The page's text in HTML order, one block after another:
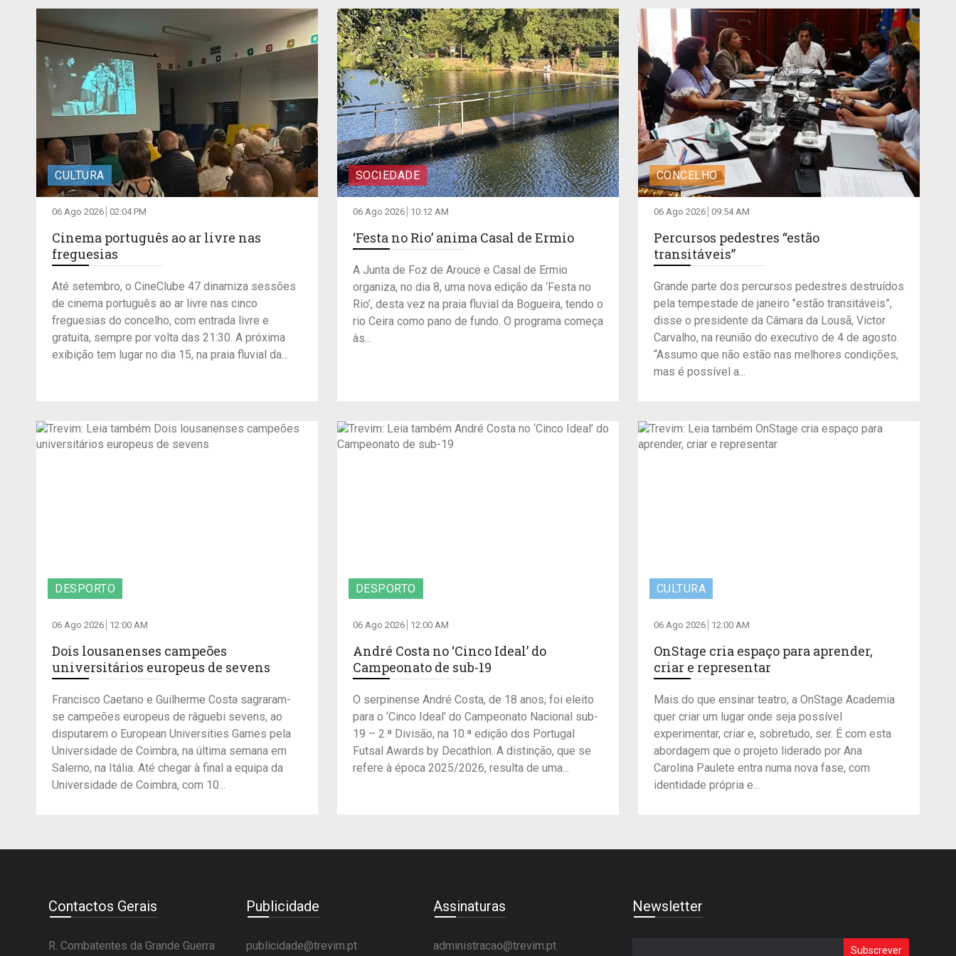
CULTURA
06 Ago 2026 02:04 PM
Cinema português ao ar livre nas
freguesias
Até setembro, o CineClube 47 dinamiza sessões
de cinema português ao ar livre nas cinco
freguesias do concelho, com entrada livre e
gratuita, sempre por volta das 21:30. A próxima
exibição tem lugar no dia 15, na praia fluvial da...
SOCIEDADE
06 Ago 2026 10:12 AM
‘Festa no Rio’ anima Casal de Ermio
A Junta de Foz de Arouce e Casal de Ermio
organiza, no dia 8, uma nova edição da ‘Festa no
Rio’, desta vez na praia fluvial da Bogueira, tendo o
rio Ceira como pano de fundo. O programa começa
às...
CONCELHO
06 Ago 2026 09:54 AM
Percursos pedestres “estão
transitáveis”
Grande parte dos percursos pedestres destruídos
pela tempestade de janeiro "estão transitáveis”,
disse o presidente da Câmara da Lousã, Victor
Carvalho, na reunião do executivo de 4 de agosto.
“Assumo que não estão nas melhores condições,
mas é possível a...
DESPORTO
06 Ago 2026 12:00 AM
Dois lousanenses campeões
universitários europeus de sevens
Francisco Caetano e Guilherme Costa sagraram-
se campeões europeus de râguebi sevens, ao
disputarem o European Universities Games pela
Universidade de Coimbra, na última semana em
Salerno, na Itália. Até chegar à final a equipa da
Universidade de Coimbra, com 10...
DESPORTO
06 Ago 2026 12:00 AM
André Costa no ‘Cinco Ideal’ do
Campeonato de sub-19
O serpinense André Costa, de 18 anos, foi eleito
para o ‘Cinco Ideal’ do Campeonato Nacional sub-
19 – 2.ª Divisão, na 10.ª edição dos Portugal
Futsal Awards by Decathlon. A distinção, que se
refere à época 2025/2026, resulta de uma...
CULTURA
06 Ago 2026 12:00 AM
OnStage cria espaço para aprender,
criar e representar
Mais do que ensinar teatro, a OnStage Academia
quer criar um lugar onde seja possível
experimentar, criar e, sobretudo, ser. É com esta
abordagem que o projeto liderado por Ana
Carolina Paulete entra numa nova fase, com
identidade própria e...
Contactos Gerais
R. Combatentes da Grande Guerra
Publicidade
publicidade@trevim.pt
Assinaturas
administracao@trevim.pt
Newsletter
Subscrever